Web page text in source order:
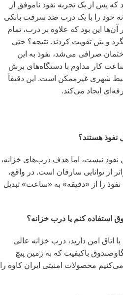
پس از یک تجربه نفوذ ناموفق از
خود را با یک درب ضد سرقت بانکی
این بود که علاوه بر درب، تمام
و بتن تقویت کردند. نتیجه؟ حتی
صرافی می‌شد، نفوذ به این
کار مداوم با دستگاه‌های برش
شهری غیرممکن است. این دقیقاً
ایجاد می‌کند.
نفوذ هستند؟
۱۰۰٪ غیرقابل نفوذ نیست، اما هدف درب‌های خزانه،
از توانایی سارقان است. در واقع،
را از «دقیقه» به «ساعت» تبدیل
استفاده کنم یا درب خزانه؟
اتاق امن دارید، درب خزانه عالی
باکیفیت که به زمین پیچ
محصولات امنیتی ایران کاوه را